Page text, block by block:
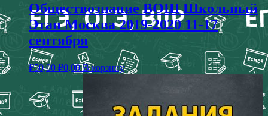
Обществознание ВОШ Школьный
Этап Москва 2019-2020 11-17
сентября
₽50,00 ₽0,00 В корзину